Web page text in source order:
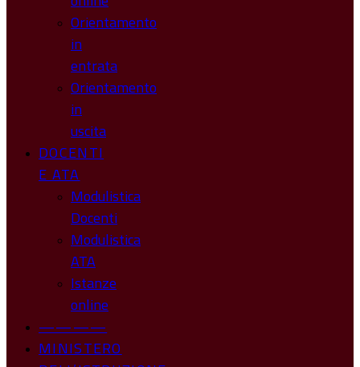
Orientamento
in
entrata
Orientamento
in
uscita
DOCENTI
E ATA
Modulistica
Docenti
Modulistica
ATA
Istanze
online
————
MINISTERO